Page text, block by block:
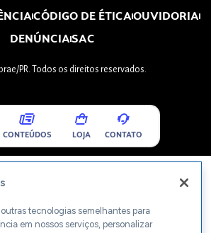
CÓDIGO DE ÉTICAOUVIDORIA
DENÚNCIASAC
PR. Todos os direitos reservados.
CONTEÚDOS LOJA CONTATO
tecnologias semelhantes para
em nossos serviços, personalizar